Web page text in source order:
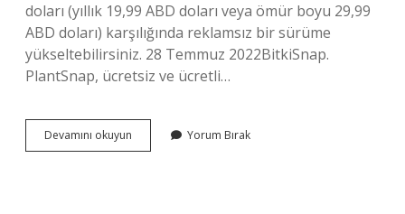
doları (yıllık 19,99 ABD doları veya ömür boyu 29,99
ABD doları) karşılığında reklamsız bir sürüme
yükseltebilirsiniz. 28 Temmuz 2022BitkiSnap.
PlantSnap, ücretsiz ve ücretli…
Devamını okuyun
Bitki
Yorum Bırak